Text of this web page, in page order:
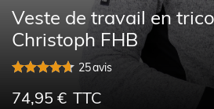
Veste de travail en
Christoph FHB
25avis
74,95 € TTC